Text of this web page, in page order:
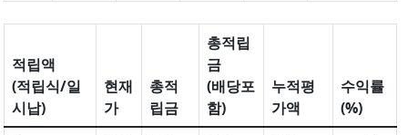
적립액
(적립식/일
시납)
현재
가
총적
립금
총적립
금
(배당포
함)
누적평
가액
수익률
(%)